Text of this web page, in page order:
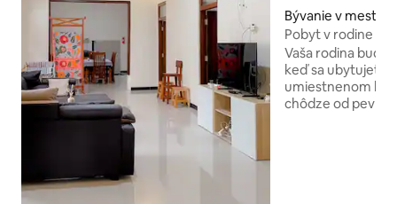
Bývanie v meste
Pobyt v rodine v
Vaša rodina bude
keď sa ubytujete
umiestnenom
chôdze od